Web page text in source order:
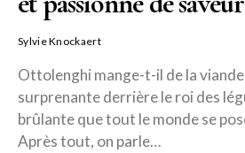
Sylvie Knockaert
Ottolenghi mange-t-il de la viande
surprenante derrière le roi des
brûlante que tout le monde se
Après tout, on parle…